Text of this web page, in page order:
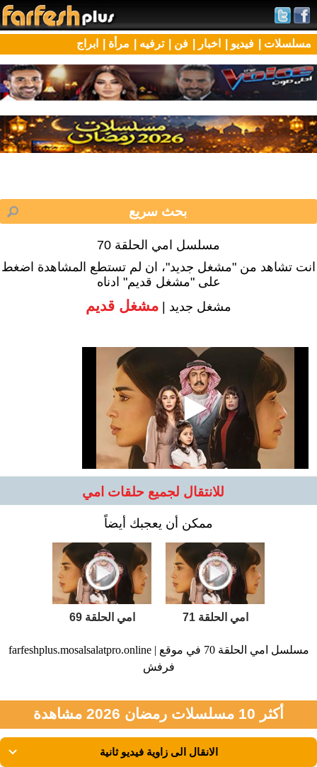
مسلسلات | فيديو | اخبار | فن | ترفيه | مرأة | ابراج
مسلسل امي الحلقة 70
انت تشاهد من "مشغل جديد"، ان لم تستطع المشاهدة اضغط
على "مشغل قديم" ادناه
مشغل جديد | مشغل قديم
للانتقال لجميع حلقات امي
ممكن أن يعجبك أيضاً
امي الحلقة 71 امي الحلقة 69
farfeshplus.mosalsalatpro.online | مسلسل امي الحلقة 70 في موقع
فرفش
أكثر 10 مسلسلات رمضان 2026 مشاهدة